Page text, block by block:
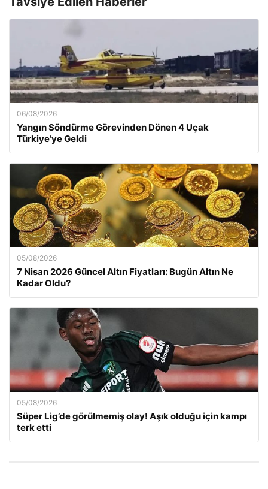
06/08/2026
Yangın Söndürme Görevinden Dönen 4 Uçak
Türkiye’ye Geldi
05/08/2026
7 Nisan 2026 Güncel Altın Fiyatları: Bugün Altın Ne
Kadar Oldu?
05/08/2026
Süper Lig’de görülmemiş olay! Aşık olduğu için kampı
terk etti